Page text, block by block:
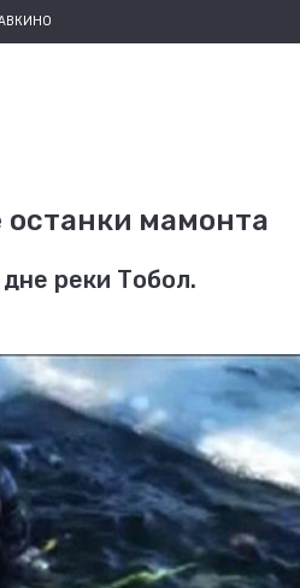
останки мамонта
реки Тобол.